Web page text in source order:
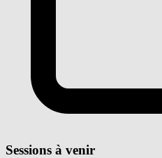
Sessions à venir